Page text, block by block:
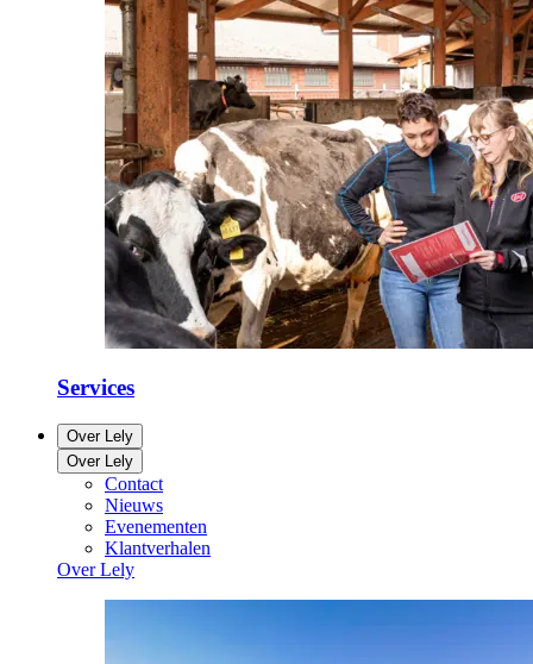
Services
Over Lely
Over Lely
Contact
Nieuws
Evenementen
Klantverhalen
Over Lely